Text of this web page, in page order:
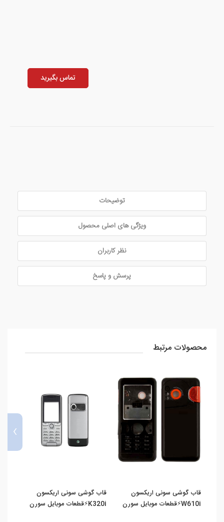
تماس بگیرید
توضیحات
ویژگی های اصلی محصول
نظر کاربران
پرسش و پاسخ
محصولات مرتبط
قاب گوشی سونی اریکسون
W610i⚡️قطعات موبایل سورن
قاب گوشی سونی اریکسون
K320i⚡️قطعات موبایل سورن
›